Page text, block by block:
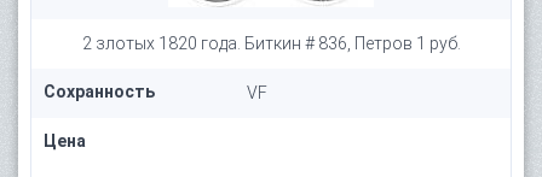
2 злотых 1820 года. Биткин # 836, Петров 1 руб.
Сохранность VF
Цена